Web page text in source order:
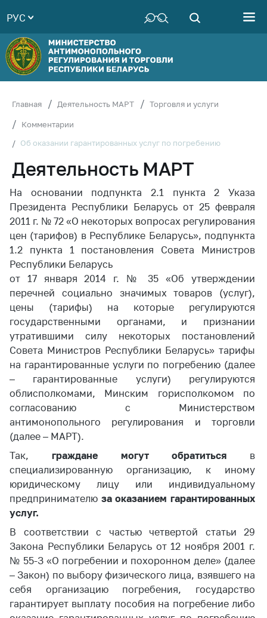
Руководство
Структура
Министерства
Территориальные
деятельность
Общественно-
консультативный
совет
Соискателям
Награждения
Белорусская
универсальная
товарная биржа
Общественная
жизнь
Идеологическая
работа
Официальные
геральдические
символы
5 лет МАРТ
Деятельность
Ценовая политика
Антимонопольное
регулирование и
конкуренция
Торговля и услуги
Регулирование и
контроль закупок
Защита прав
РУС
Главная Деятельность МАРТ Торговля и услуги
Комментарии
Об оказании гарантированных услуг по погребению
Деятельность МАРТ
На основании подпункта 2.1 пункта 2 Указа
Президента Республики Беларусь от 25 февраля
2011 г. № 72 «О некоторых вопросах регулирования
цен (тарифов) в Республике Беларусь», подпункта
1.2 пункта 1 постановления Совета Министров
Республики Беларусь
от 17 января 2014 г. № 35 «Об утверждении
перечней социально значимых товаров (услуг),
цены (тарифы) на которые регулируются
государственными органами, и признании
утратившими силу некоторых постановлений
Совета Министров Республики Беларусь» тарифы
на гарантированные услуги по погребению (далее
– гарантированные услуги) регулируются
облисполкомами, Минским горисполкомом по
согласованию с Министерством
антимонопольного регулирования и торговли
(далее – МАРТ).
Так, граждане могут обратиться в
специализированную организацию, к иному
юридическому лицу или индивидуальному
предпринимателю за оказанием гарантированных
услуг.
В соответствии с частью четвертой статьи 29
Закона Республики Беларусь от 12 ноября 2001 г.
№ 55-З «О погребении и похоронном деле» (далее
– Закон) по выбору физического лица, взявшего на
себя организацию погребения, государство
гарантирует выплату пособия на погребение либо